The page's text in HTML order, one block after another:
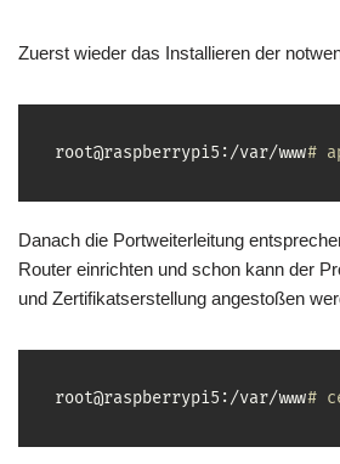
Zuerst wieder das Installieren der
root@raspberrypi5:/var/www#
Danach die Portweiterleitung
Router einrichten und schon kann der
und Zertifikatserstellung angestoßen
root@raspberrypi5:/var/www#